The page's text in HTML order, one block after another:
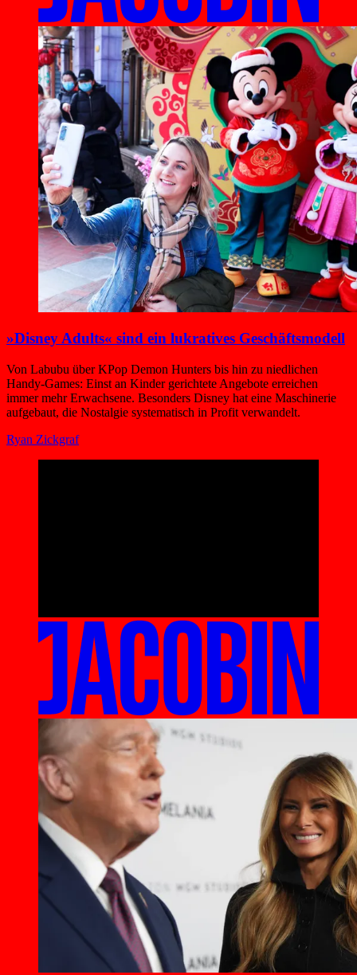
»Disney Adults« sind ein lukratives Geschäftsmodell
Von Labubu über KPop Demon Hunters bis hin zu niedlichen
Handy-Games: Einst an Kinder gerichtete Angebote erreichen
immer mehr Erwachsene. Besonders Disney hat eine Maschinerie
aufgebaut, die Nostalgie systematisch in Profit verwandelt.
Ryan Zickgraf